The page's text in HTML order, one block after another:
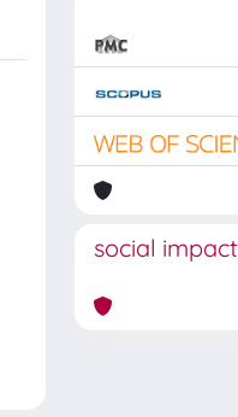
social impact